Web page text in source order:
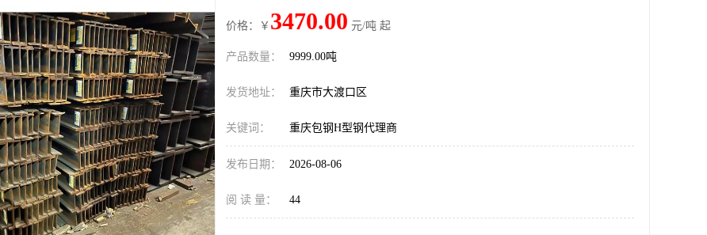
价格：￥ 3470.00 元/吨 起
产品数量： 9999.00吨
发货地址： 重庆市大渡口区
关键词： 重庆包钢H型钢代理商
发布日期： 2026-08-06
阅 读 量： 44